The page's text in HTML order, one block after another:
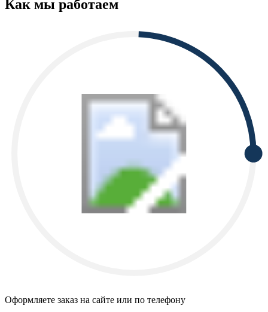
Как мы работаем
Оформляете заказ на сайте или по телефону